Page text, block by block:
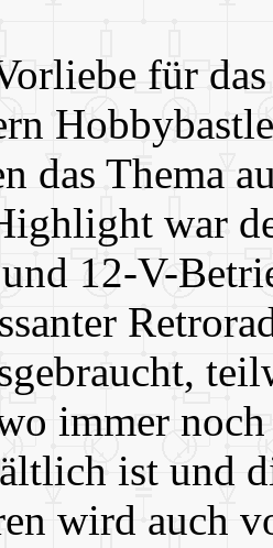
für
das Thema
war
12-V-
immer
ist und
wird auch